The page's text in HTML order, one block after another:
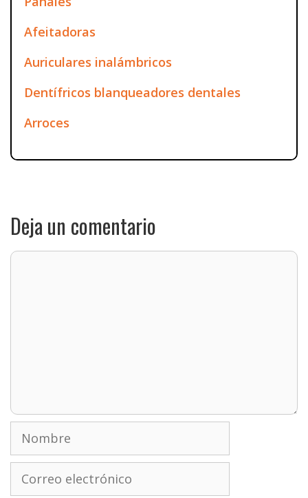
Afeitadoras
Auriculares inalámbricos
Dentífricos blanqueadores dentales
Arroces
Deja un comentario
Comentario
Nombre
electrónico